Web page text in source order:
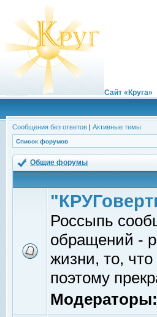
Сайт «Круга»
Сообщения без ответов | Активные темы
Список форумов
Общие форумы
Россыпь
обращений -
жизни, то,
поэтому
Модераторы: